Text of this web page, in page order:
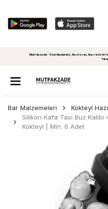
Mutfakzade - Özel Alanlariniz, Restoran, Bar ve
Bar Malzemeleri
Kokteyl
Silikon Kafa Tası Buz
Kokteyl | Min. 6 Adet